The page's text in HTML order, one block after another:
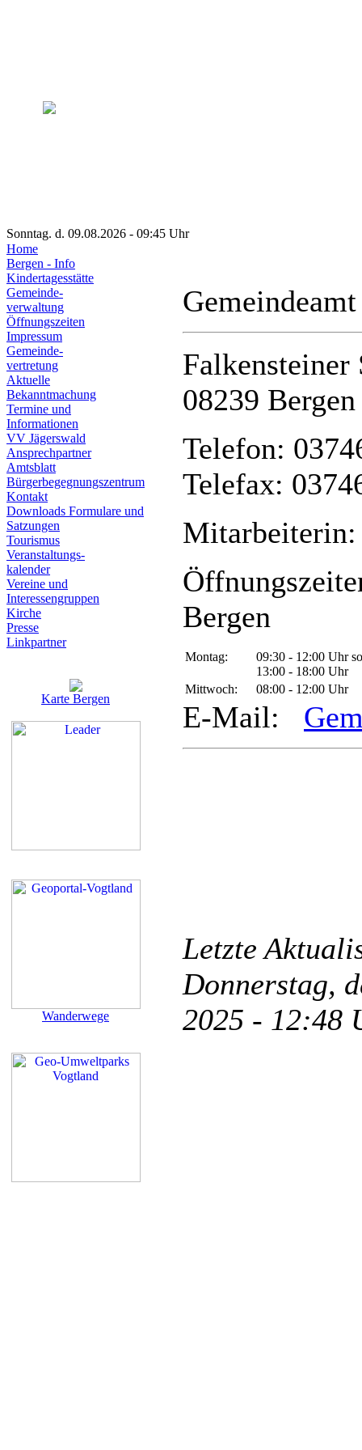
Sonntag. d. 09.08.2026 - 09:45 Uhr
Home
Bergen - Info
Kindertagesstätte
Gemeinde-
verwaltung
Öffnungszeiten
Impressum
Gemeinde-
vertretung
Aktuelle
Bekanntmachung
Termine und
Informationen
VV Jägerswald
Ansprechpartner
Amtsblatt
Bürgerbegegnungszentrum
Kontakt
Downloads Formulare und
Satzungen
Tourismus
Veranstaltungs-
kalender
Vereine und
Interessen­gruppen
Kirche
Presse
Linkpartner
Karte Bergen
Wanderwege
Falkensteiner
08239 Bergen
Telefon:
Telefax:
Mitarbeiterin:
Bergen
Montag:
09:30 - 12:00 Uhr
13:00 - 18:00 Uhr
Mittwoch:
08:00 - 12:00 Uhr
E-Mail:
Letzte
Donnerstag,
2025 -